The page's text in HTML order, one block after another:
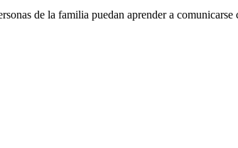
de la familia puedan aprender a